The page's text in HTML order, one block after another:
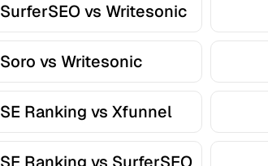
SurferSEO vs Writesonic
Soro vs Writesonic
SE Ranking vs Xfunnel